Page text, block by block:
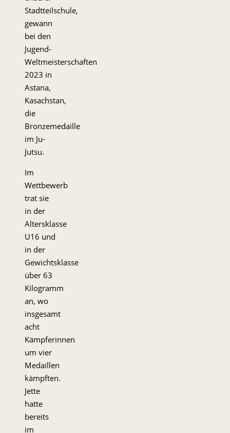
Stadtteilschule,
gewann
bei den
Jugend-
Weltmeisterschaften
2023 in
Astana,
Kasachstan,
die
Bronzemedaille
im Ju-
Jutsu.
Im
Wettbewerb
trat sie
in der
Altersklasse
U16 und
in der
Gewichtsklasse
über 63
Kilogramm
an, wo
insgesamt
acht
Kämpferinnen
um vier
Medaillen
kämpften.
Jette
hatte
bereits
im